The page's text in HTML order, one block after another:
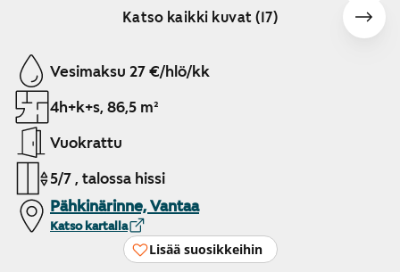
Katso kaikki kuvat (17)
Näytetään dia 1 / 17
Vesimaksu 27 €/hlö/kk
4h+k+s, 86,5 m²
Vuokrattu
5/7 , talossa hissi
Pähkinärinne, Vantaa
Katso kartalla
Lisää suosikkeihin